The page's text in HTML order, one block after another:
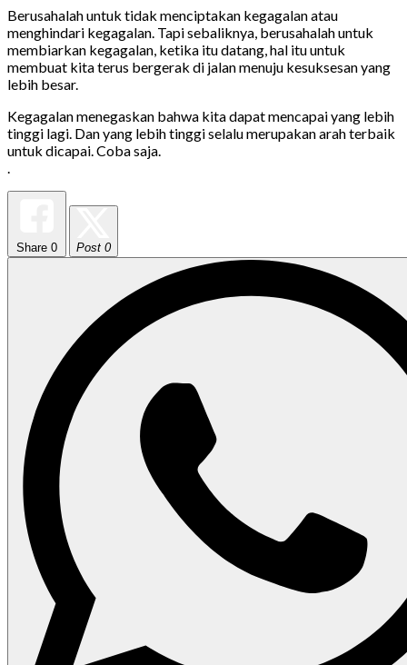
Berusahalah untuk tidak menciptakan kegagalan atau
menghindari kegagalan. Tapi sebaliknya, berusahalah untuk
membiarkan kegagalan, ketika itu datang, hal itu untuk
membuat kita terus bergerak di jalan menuju kesuksesan yang
lebih besar.
Kegagalan menegaskan bahwa kita dapat mencapai yang lebih
tinggi lagi. Dan yang lebih tinggi selalu merupakan arah terbaik
untuk dicapai. Coba saja.
.
Share 0 Post 0